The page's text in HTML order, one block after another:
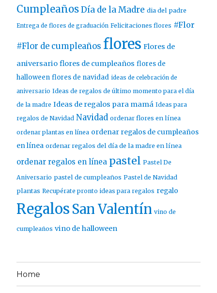
Cumpleaños Día de la Madre dia del padre
Entrega de flores de graduación Felicitaciones flores #Flor
#Flor de cumpleaños flores Flores de
aniversario flores de cumpleaños flores de
halloween flores de navidad ideas de celebración de
aniversario Ideas de regalos de último momento para el día
de la madre Ideas de regalos para mamá Ideas para
regalos de Navidad Navidad ordenar flores en línea
ordenar plantas en línea ordenar regalos de cumpleaños
en línea ordenar regalos del día de la madre en línea
ordenar regalos en línea pastel Pastel De
Aniversario pastel de cumpleaños Pastel de Navidad
plantas Recupérate pronto ideas para regalos regalo
Regalos San Valentín vino de
cumpleaños vino de halloween
Home